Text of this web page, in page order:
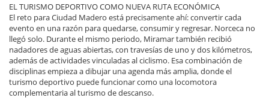
EL TURISMO DEPORTIVO COMO NUEVA RUTA ECONÓMICA
El reto para Ciudad Madero está precisamente ahí: convertir cada
evento en una razón para quedarse, consumir y regresar. Norceca no
llegó solo. Durante el mismo periodo, Miramar también recibió
nadadores de aguas abiertas, con travesías de uno y dos kilómetros,
además de actividades vinculadas al ciclismo. Esa combinación de
disciplinas empieza a dibujar una agenda más amplia, donde el
turismo deportivo puede funcionar como una locomotora
complementaria al turismo de descanso.